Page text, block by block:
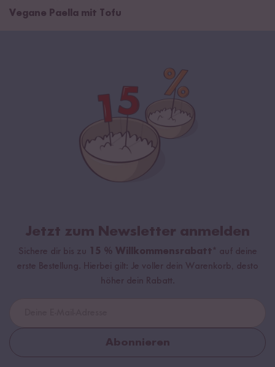
Vegane Paella mit Tofu
Jetzt zum Newsletter anmelden
Sichere dir bis zu 15 % Willkommensrabatt* auf deine
erste Bestellung. Hierbei gilt: Je voller dein Warenkorb, desto
höher dein Rabatt.
Abonnieren